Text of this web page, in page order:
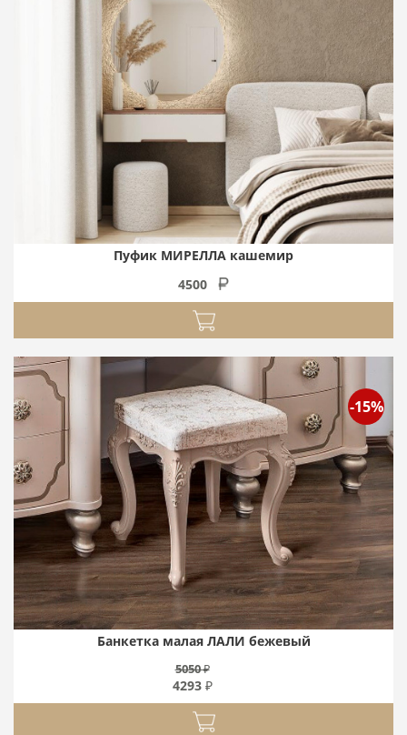
Пуфик МИРЕЛЛА кашемир
4500
-15%
Банкетка малая ЛАЛИ бежевый
5050 ₽
4293 ₽